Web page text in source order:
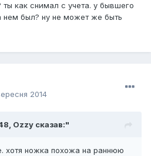
ты как снимал с учета. у бывшего
нем был? ну не может же быть
2014
Ozzy сказав:"
хотя ножка похожа на раннюю